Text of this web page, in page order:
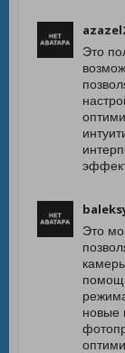
Это
Это
новые